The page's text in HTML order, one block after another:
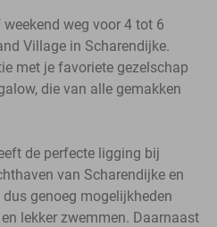
weg voor 4 tot 6
Village in Scharendijke.
met je favoriete gezelschap
die van alle gemakken
de perfecte ligging bij
van Scharendijke en
genoeg mogelijkheden
lekker zwemmen. Daarnaast